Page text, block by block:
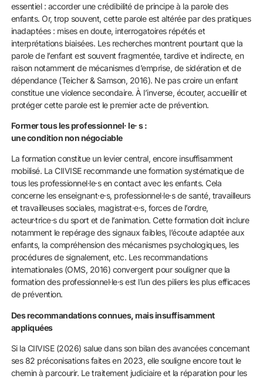
essentiel : accorder une crédibilité de principe à la parole des
enfants. Or, trop souvent, cette parole est altérée par des pratiques
inadaptées : mises en doute, interrogatoires répétés et
interprétations biaisées. Les recherches montrent pourtant que la
parole de l’enfant est souvent fragmentée, tardive et indirecte, en
raison notamment de mécanismes d’emprise, de sidération et de
dépendance (Teicher & Samson, 2016). Ne pas croire un enfant
constitue une violence secondaire. À l’inverse, écouter, accueillir et
protéger cette parole est le premier acte de prévention.
Former tous les professionnel· le· s :
une condition non négociable
La formation constitue un levier central, encore insuffisamment
mobilisé. La CIIVISE recommande une formation systématique de
tous les professionnel·le·s en contact avec les enfants. Cela
concerne les enseignant·e·s, professionnel·le·s de santé, travailleurs
et travailleuses sociales, magistrat·e·s, forces de l’ordre,
acteur·trice·s du sport et de l’animation. Cette formation doit inclure
notamment le repérage des signaux faibles, l’écoute adaptée aux
enfants, la compréhension des mécanismes psychologiques, les
procédures de signalement, etc. Les recommandations
internationales (OMS, 2016) convergent pour souligner que la
formation des professionnel·le·s est l’un des piliers les plus efficaces
de prévention.
Des recommandations connues, mais insuffisamment
appliquées
Si la CIIVISE (2026) salue dans son bilan des avancées concernant
ses 82 préconisations faites en 2023, elle souligne encore tout le
chemin à parcourir. Le traitement judiciaire et la réparation pour les